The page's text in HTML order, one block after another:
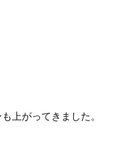
上がってきました。